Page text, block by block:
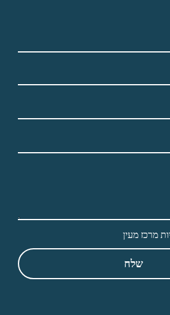
מרכז מעין
שלח